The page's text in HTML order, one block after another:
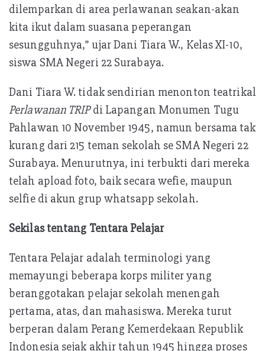
dilemparkan di area perlawanan seakan-akan
kita ikut dalam suasana peperangan
sesungguhnya,” ujar Dani Tiara W., Kelas XI-10,
siswa SMA Negeri 22 Surabaya.
Dani Tiara W. tidak sendirian menonton teatrikal
Perlawanan TRIPdi Lapangan Monumen Tugu
Pahlawan 10 November 1945, namun bersama tak
kurang dari 215 teman sekolah se SMA Negeri 22
Surabaya. Menurutnya, ini terbukti dari mereka
telah apload foto, baik secara wefie, maupun
selfie di akun grup whatsapp sekolah.
Sekilas tentang Tentara Pelajar
Tentara Pelajar adalah terminologi yang
memayungi beberapa korps militer yang
beranggotakan pelajar sekolah menengah
pertama, atas, dan mahasiswa. Mereka turut
berperan dalam Perang Kemerdekaan Republik
Indonesia sejak akhir tahun 1945 hingga proses